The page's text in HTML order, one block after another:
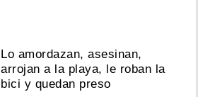
Lo amordazan, asesinan,
arrojan a la playa, le roban la
bici y quedan preso